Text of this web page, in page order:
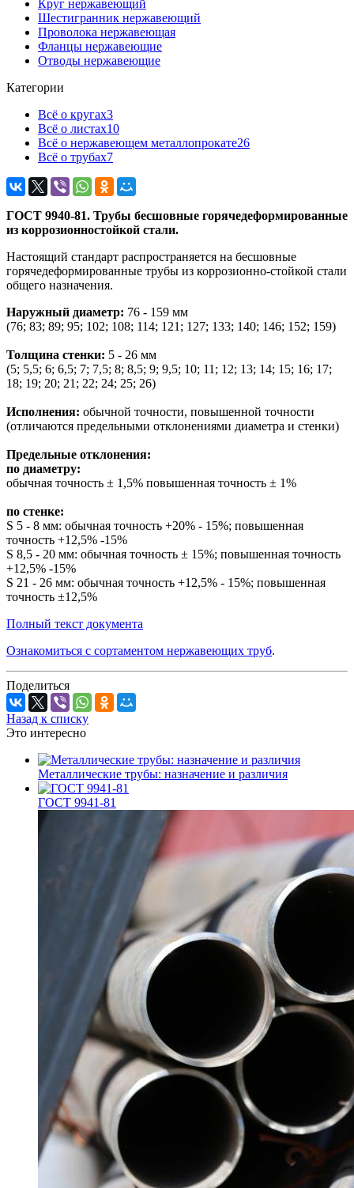
Круг нержавеющий
Шестигранник нержавеющий
Проволока нержавеющая
Фланцы нержавеющие
Отводы нержавеющие
Категории
Всё о кругах3
Всё о листах10
Всё о нержавеющем металлопрокате26
Всё о трубах7
ГОСТ 9940-81. Трубы бесшовные горячедеформированные
из коррозионностойкой стали.
Настоящий стандарт распространяется на бесшовные
горячедеформированные трубы из коррозионно-стойкой стали
общего назначения.
Наружный диаметр: 76 - 159 мм
(76; 83; 89; 95; 102; 108; 114; 121; 127; 133; 140; 146; 152; 159)
Толщина стенки: 5 - 26 мм
(5; 5,5; 6; 6,5; 7; 7,5; 8; 8,5; 9; 9,5; 10; 11; 12; 13; 14; 15; 16; 17;
18; 19; 20; 21; 22; 24; 25; 26)
Исполнения: обычной точности, повышенной точности
(отличаются предельными отклонениями диаметра и стенки)
Предельные отклонения:
по диаметру:
обычная точность ± 1,5% повышенная точность ± 1%
по стенке:
S 5 - 8 мм: обычная точность +20% - 15%; повышенная
точность +12,5% -15%
S 8,5 - 20 мм: обычная точность ± 15%; повышенная точность
+12,5% -15%
S 21 - 26 мм: обычная точность +12,5% - 15%; повышенная
точность ±12,5%
Полный текст документа
Ознакомиться с сортаментом нержавеющих труб.
Поделиться
Назад к списку
Это интересно
Металлические трубы: назначение и различия
ГОСТ 9941-81